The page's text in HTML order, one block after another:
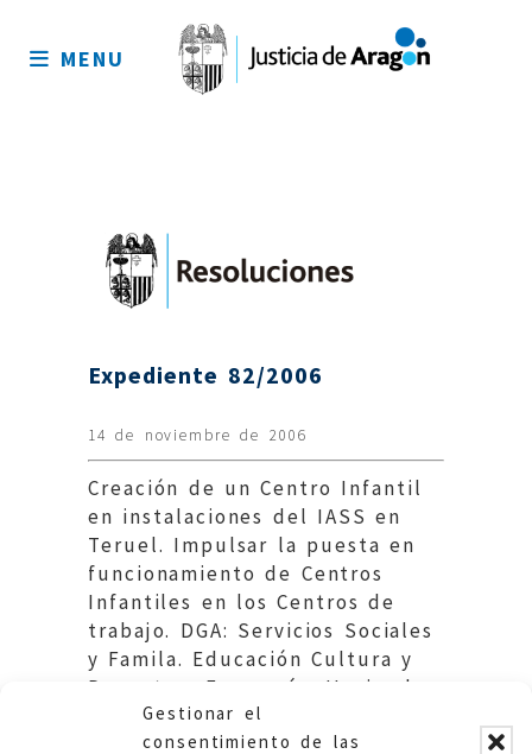
Gestionar el
consentimiento de las
sitio
MENU
Expediente 82/2006
14 de noviembre de 2006
Creación de un Centro Infantil
en instalaciones del IASS en
Teruel. Impulsar la puesta en
funcionamiento de Centros
Infantiles en los Centros de
trabajo. DGA: Servicios Sociales
y Famila. Educación Cultura y
Deporte y Economía, Hacienda
y Empleo.